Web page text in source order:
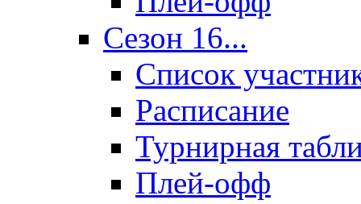
Сезон 16...
Список
Расписание
Турнирная
Плей-офф